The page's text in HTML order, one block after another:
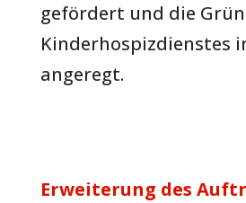
gefördert und die
Kinderhospizdienstes
angeregt.
Erweiterung des